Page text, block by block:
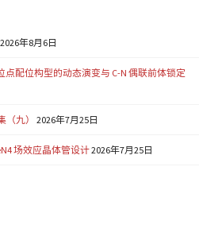
2026年8月6日
点配位构型的动态演变与 C-N 偶联前体锁定
九） 2026年7月25日
场效应晶体管设计2026年7月25日